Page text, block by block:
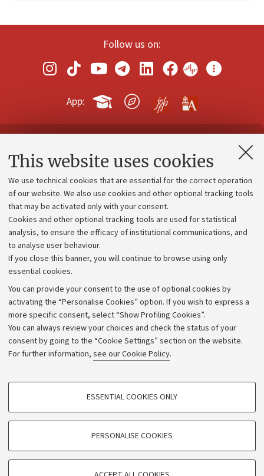
This website uses cookies
We use technical cookies that are essential for the correct operation
of our website. We also use cookies and other optional tracking tools
that may be activated only with your consent.
Cookies and other optional tracking tools are used for statistical
analysis, to ensure the efficacy of institutional communications, and
to analyse user behaviour.
If you close this banner, you will continue to browse using only
essential cookies.
You can provide your consent to the use of optional cookies by
activating the “Personalise Cookies” option. If you wish to express a
more specific consent, select “Show Profiling Cookies”.
You can always review your choices and check the status of your
consent by going to the “Cookie Settings” section on the website.
For further information, see our Cookie Policy.
PROFILING COOKIES - OPTIONAL
TECHNICAL COOKIES - ESSENTIAL
ESSENTIAL COOKIES ONLY
PERSONALISE COOKIES
Follow us on:
App:
Contacts and certified e-mail (PEC)
Administrative divisions
Work with us
Alumni community
Strategic plan
University budgets
Calls and competitions
Transparent administration
Appeals lodged
Merchandising - UniboStore
Website and accessibility information
Accessibility statement
Privacy policy and legal notes
Cookie Settings
©Copyright 2026 - ALMA MATER STUDIORUM - Università di